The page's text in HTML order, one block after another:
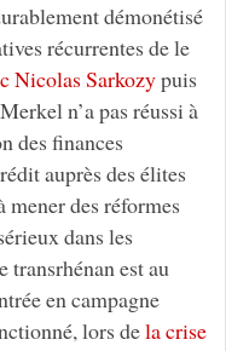
démonétisé
récurrentes de le
Nicolas Sarkozypuis
n’a pas réussi à
des finances
auprès des élites
mener des réformes
dans les
transrhénan est au
en campagne
lors dela crise